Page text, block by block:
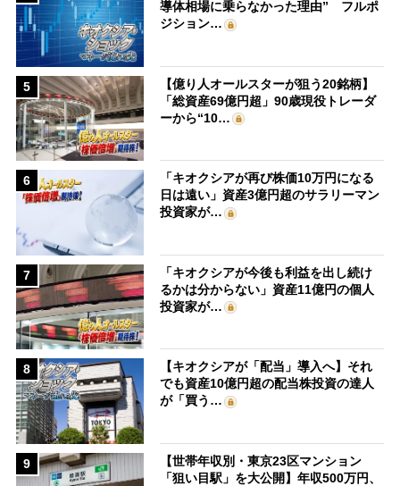
導体相場に乗らなかった理由” フルポ
ジション…
5
【億り人オールスターが狙う20銘柄】
「総資産69億円超」90歳現役トレーダ
ーから“10…
6
「キオクシアが再び株価10万円になる
日は遠い」資産3億円超のサラリーマン
投資家が…
7
「キオクシアが今後も利益を出し続け
るかは分からない」資産11億円の個人
投資家が…
8
【キオクシアが「配当」導入へ】それ
でも資産10億円超の配当株投資の達人
が「買う…
9
【世帯年収別・東京23区マンション
「狙い目駅」を大公開】年収500万円、